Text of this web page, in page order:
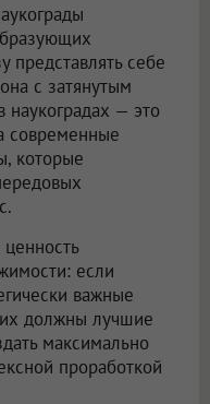
представлять себе
с затянутым
наукоградах — это
современные
которые
если
важные
должны лучшие
максимально
проработкой